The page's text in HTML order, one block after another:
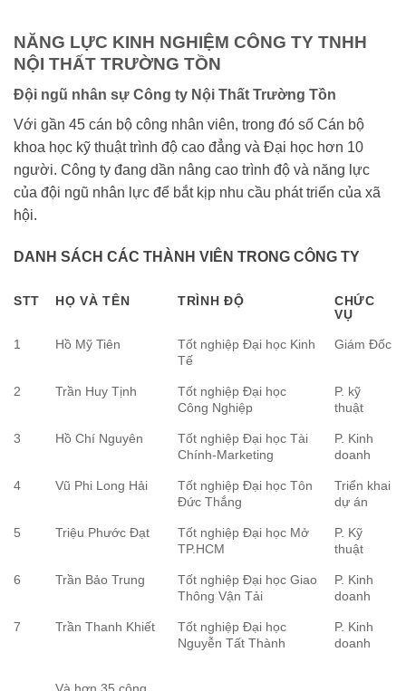
NĂNG LỰC KINH NGHIỆM CÔNG TY TNHH
NỘI THẤT TRƯỜNG TỒN
Đội ngũ nhân sự Công ty Nội Thất Trường Tồn
Với gần 45 cán bộ công nhân viên, trong đó số Cán bộ
khoa học kỹ thuật trình độ cao đẳng và Đại học hơn 10
người. Công ty đang dần nâng cao trình độ và năng lực
của đội ngũ nhân lực để bắt kịp nhu cầu phát triển của xã
hội.
DANH SÁCH CÁC THÀNH VIÊN TRONG CÔNG TY
STT HỌ VÀ TÊN TRÌNH ĐỘ
CHỨC
VỤ
1 Hồ Mỹ Tiên
Tốt nghiệp Đại học Kinh
Tế
Giám Đốc
2 Trần Huy Tịnh
Tốt nghiệp Đại học
Công Nghiệp
P. kỹ
thuật
3 Hồ Chí Nguyên
Tốt nghiệp Đại học Tài
Chính-Marketing
P. Kinh
doanh
4 Vũ Phi Long Hải
Tốt nghiệp Đại học Tôn
Đức Thắng
Triển khai
dự án
5 Triệu Phước Đạt
Tốt nghiệp Đại học Mở
TP.HCM
P. Kỹ
thuật
6 Trần Bảo Trung
Tốt nghiệp Đại học Giao
Thông Vận Tải
P. Kinh
doanh
7 Trần Thanh Khiết
Tốt nghiệp Đại học
Nguyễn Tất Thành
P. Kinh
doanh
Và hơn 35 công